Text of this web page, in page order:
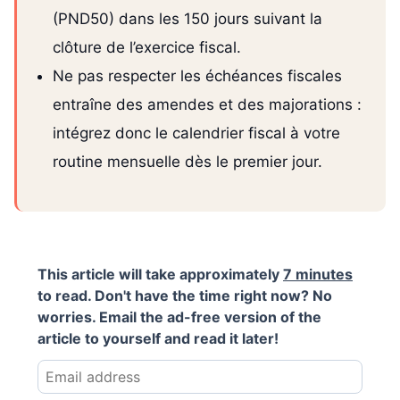
(PND50) dans les 150 jours suivant la
clôture de l’exercice fiscal.
Ne pas respecter les échéances fiscales
entraîne des amendes et des majorations :
intégrez donc le calendrier fiscal à votre
routine mensuelle dès le premier jour.
This article will take approximately 7 minutes
to read. Don't have the time right now? No
worries. Email the ad-free version of the
article to yourself and read it later!